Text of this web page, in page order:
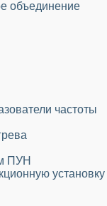
частоты
ПУН
установку